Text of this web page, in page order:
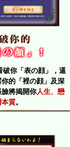
你「表の顔」，逼
的「裡の顔」及深
將揭開你人生、戀
質。